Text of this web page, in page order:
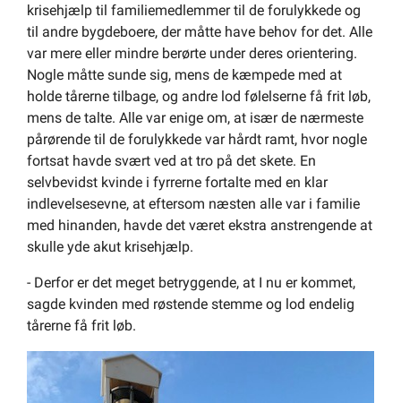
krisehjælp til familiemedlemmer til de forulykkede og
til andre bygdeboere, der måtte have behov for det. Alle
var mere eller mindre berørte under deres orientering.
Nogle måtte sunde sig, mens de kæmpede med at
holde tårerne tilbage, og andre lod følelserne få frit løb,
mens de talte. Alle var enige om, at især de nærmeste
pårørende til de forulykkede var hårdt ramt, hvor nogle
fortsat havde svært ved at tro på det skete. En
selvbevidst kvinde i fyrrerne fortalte med en klar
indlevelsesevne, at eftersom næsten alle var i familie
med hinanden, havde det været ekstra anstrengende at
skulle yde akut krisehjælp.
- Derfor er det meget betryggende, at I nu er kommet,
sagde kvinden med røstende stemme og lod endelig
tårerne få frit løb.